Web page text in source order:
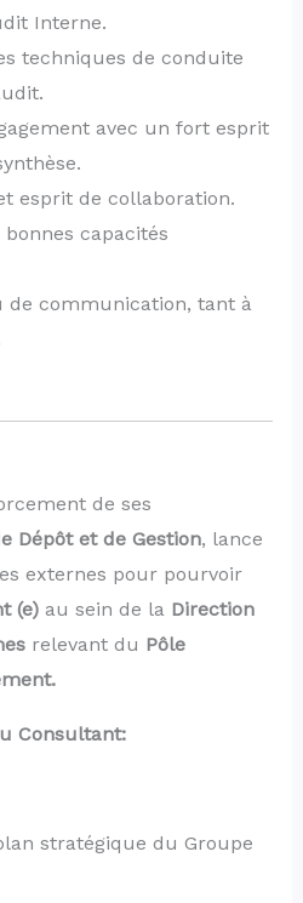
Interne.
techniques de conduite
avec un fort esprit
esprit de collaboration.
capacités
de communication, tant à
de ses
Dépôt et de Gestion, lance
externes pour pourvoir
(e) au sein de la Direction
relevant du Pôle
Consultant:
stratégique du Groupe